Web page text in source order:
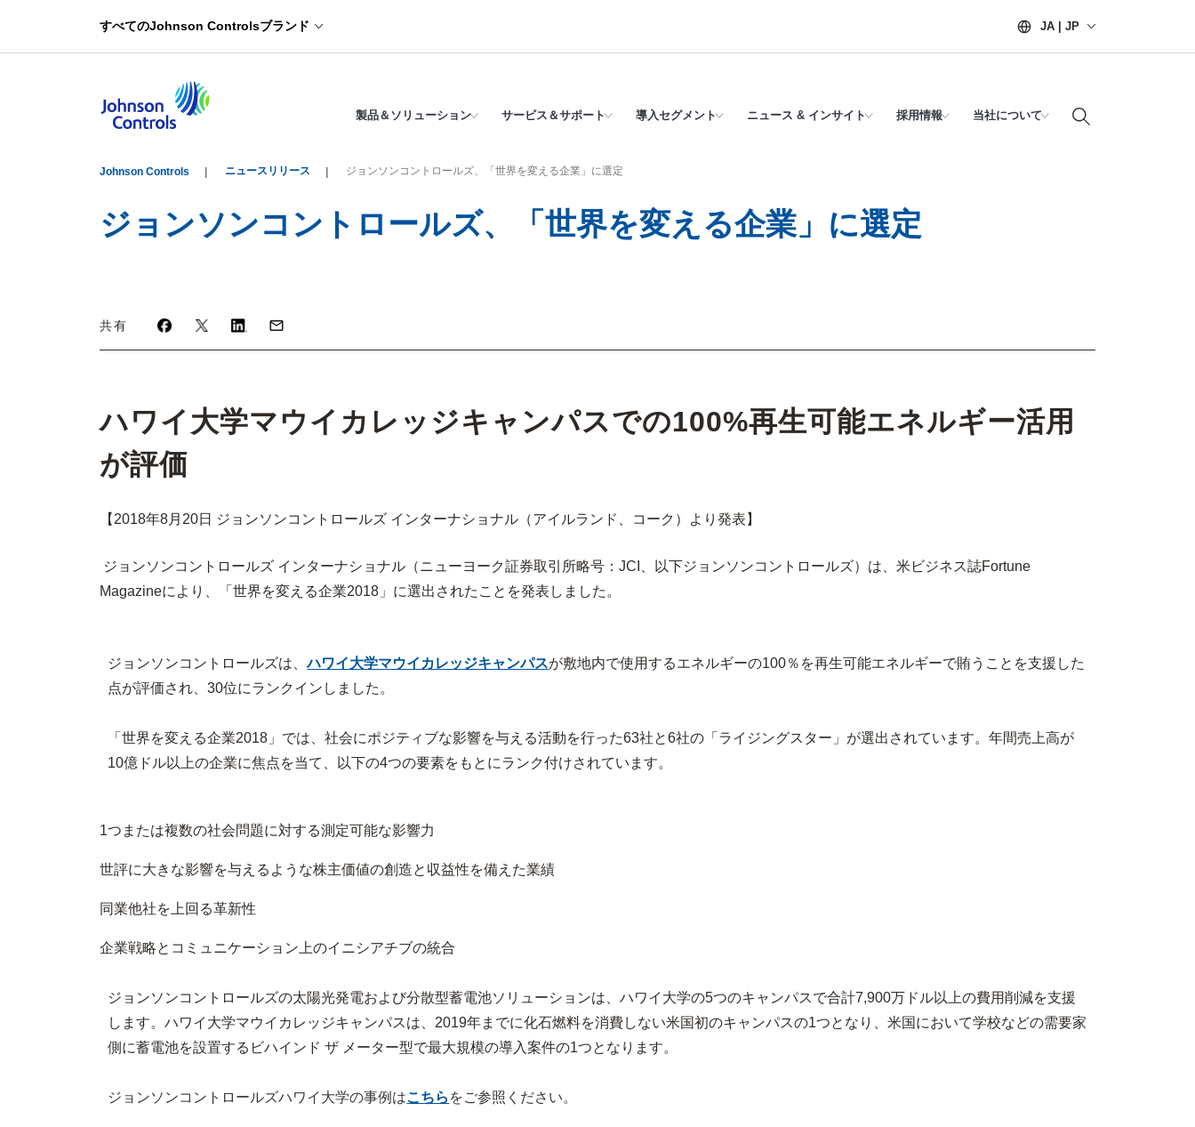
すべてのJohnson Controlsブランド JA | JP
製品＆ソリューション サービス＆サポート 導入セグメント ニュース & インサイト 採用情報 当社について
Johnson Controls ニュースリリース ジョンソンコントロールズ、「世界を変える企業」に選定
ジョンソンコントロールズ、「世界を変える企業」に選定
共有
ハワイ大学マウイカレッジキャンパスでの100%再生可能エネルギー活用
が評価
【2018年8月20日 ジョンソンコントロールズ インターナショナル（アイルランド、コーク）より発表】
ジョンソンコントロールズ インターナショナル（ニューヨーク証券取引所略号：JCI、以下ジョンソンコントロールズ）は、米ビジネス誌Fortune
Magazineにより、「世界を変える企業2018」に選出されたことを発表しました。
ジョンソンコントロールズは、ハワイ大学マウイカレッジキャンパスが敷地内で使用するエネルギーの100％を再生可能エネルギーで賄うことを支援した
点が評価され、30位にランクインしました。
「世界を変える企業2018」では、社会にポジティブな影響を与える活動を行った63社と6社の「ライジングスター」が選出されています。年間売上高が
10億ドル以上の企業に焦点を当て、以下の4つの要素をもとにランク付けされています。
1つまたは複数の社会問題に対する測定可能な影響力
世評に大きな影響を与えるような株主価値の創造と収益性を備えた業績
同業他社を上回る革新性
企業戦略とコミュニケーション上のイニシアチブの統合
ジョンソンコントロールズの太陽光発電および分散型蓄電池ソリューションは、ハワイ大学の5つのキャンパスで合計7,900万ドル以上の費用削減を支援
します。ハワイ大学マウイカレッジキャンパスは、2019年までに化石燃料を消費しない米国初のキャンパスの1つとなり、米国において学校などの需要家
側に蓄電池を設置するビハインド ザ メーター型で最大規模の導入案件の1つとなります。
ジョンソンコントロールズハワイ大学の事例はこちら をご参照ください。